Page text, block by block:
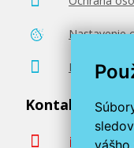
vášho
Nastavenie
Kontaktujte